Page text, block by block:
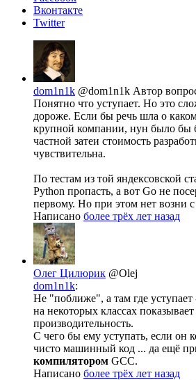
Вконтакте
Twitter
dom1n1k @dom1n1k Автор
Понятно что уступает. Но это
дороже. Если бы речь шла о
крупной компании, нун было бы
частной затеи стоимость
чувствительна.
По тестам из той яндексовской
Python пропасть, а вот Go не
первому. Но при этом нет возни
Написано более трёх лет назад
Олег Цилюрик @Olej
dom1n1k:
Не "поближе", а там где уступает
на некоторых классах
производительность.
С чего бы ему уступать, если он
чисто машинный код ... да ещё
компилятором GCC.
Написано более трёх лет назад